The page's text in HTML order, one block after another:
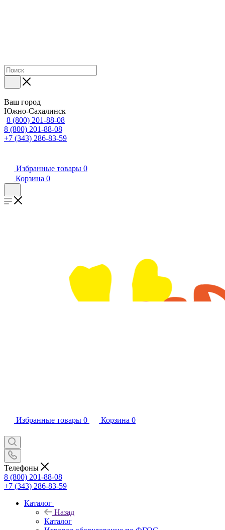
Ваш город
Южно-Сахалинск
8 (800) 201-88-08
8 (800) 201-88-08
+7 (343) 286-83-59
Избранные товары 0
Корзина 0
Избранные товары 0 Корзина 0
Телефоны
8 (800) 201-88-08
+7 (343) 286-83-59
Каталог
Назад
Каталог